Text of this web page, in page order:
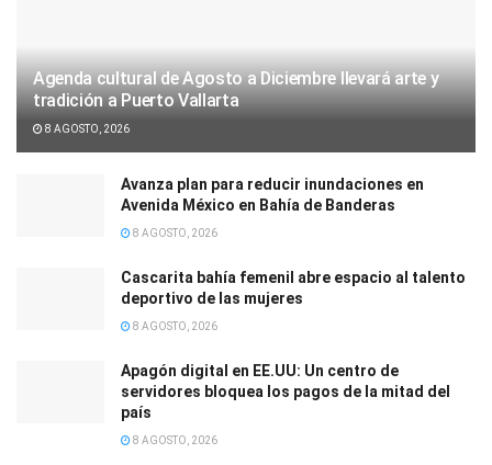
Agenda cultural de Agosto a Diciembre llevará arte y
tradición a Puerto Vallarta
8 AGOSTO, 2026
Avanza plan para reducir inundaciones en
Avenida México en Bahía de Banderas
8 AGOSTO, 2026
Cascarita bahía femenil abre espacio al talento
deportivo de las mujeres
8 AGOSTO, 2026
Apagón digital en EE.UU: Un centro de
servidores bloquea los pagos de la mitad del
país
8 AGOSTO, 2026